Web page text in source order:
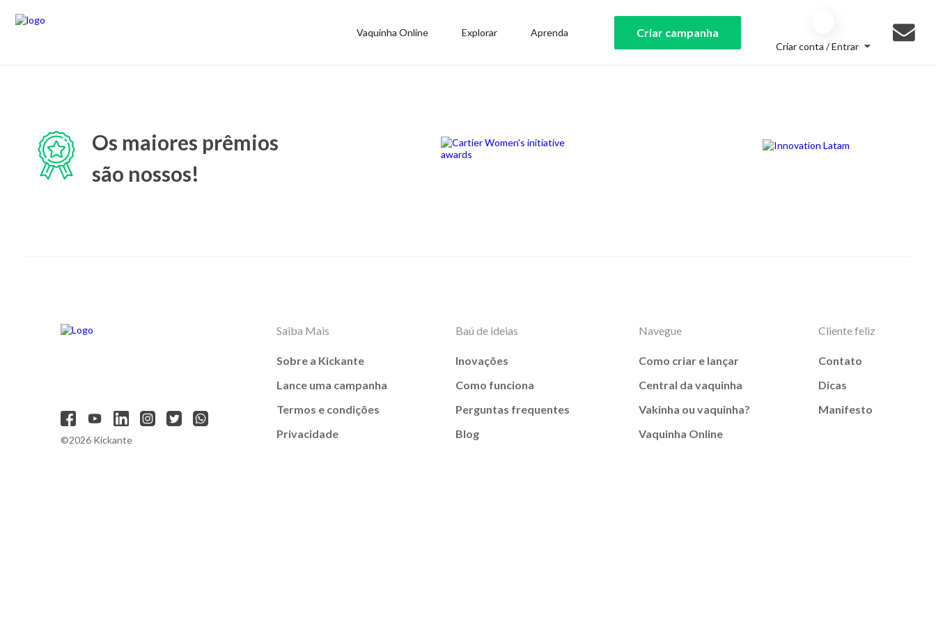
Vaquinha Online Explorar Aprenda Criar campanha
Criar conta / Entrar
Os maiores prêmios
são nossos!
©2026 Kickante
Saiba Mais
Sobre a Kickante
Lance uma campanha
Termos e condições
Privacidade
Baú de ideias
Inovações
Como funciona
Perguntas frequentes
Blog
Navegue
Como criar e lançar
Central da vaquinha
Vakinha ou vaquinha?
Vaquinha Online
Cliente feliz
Contato
Dicas
Manifesto